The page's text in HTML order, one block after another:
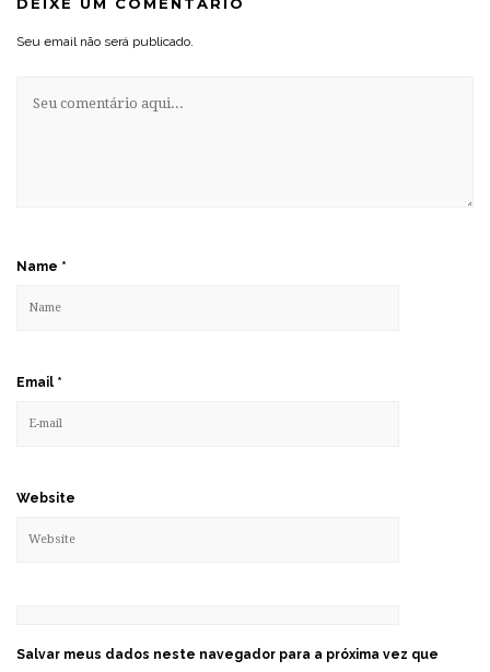
Seu email não será publicado.
Name *
Email *
Website
Salvar meus dados neste navegador para a próxima vez que